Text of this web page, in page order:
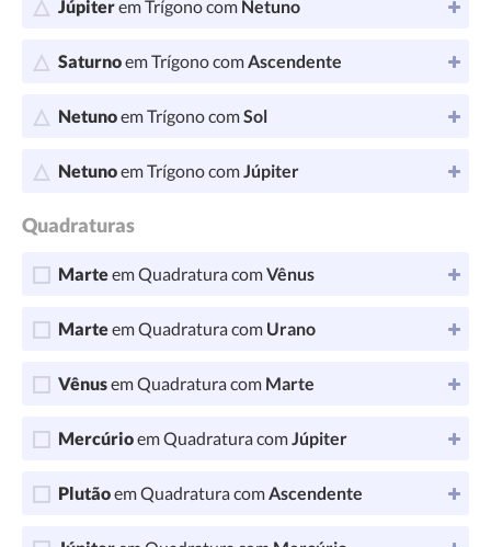
Júpiterem Trígono com Netuno
Saturnoem Trígono comAscendente
Netunoem Trígono comSol
Netunoem Trígono comJúpiter
Quadraturas
Marteem Quadratura comVênus
Marteem Quadratura com Urano
Vênusem Quadratura com Marte
Mercúrioem Quadratura comJúpiter
Plutãoem Quadratura comAscendente